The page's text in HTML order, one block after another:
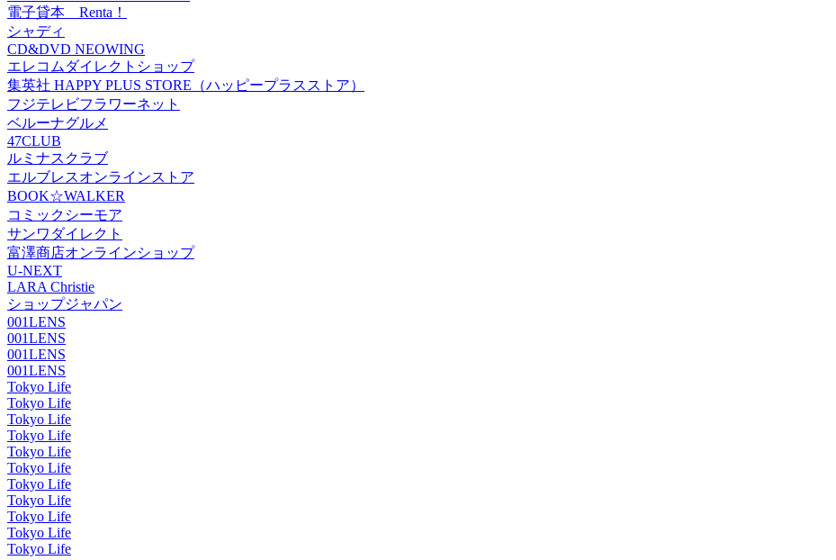
電子貸本 Renta！
シャディ
CD&DVD NEOWING
エレコムダイレクトショップ
集英社 HAPPY PLUS STORE（ハッピープラスストア）
フジテレビフラワーネット
ベルーナグルメ
47CLUB
ルミナスクラブ
エルブレスオンラインストア
BOOK☆WALKER
コミックシーモア
サンワダイレクト
富澤商店オンラインショップ
U-NEXT
LARA Christie
ショップジャパン
001LENS
001LENS
001LENS
001LENS
Tokyo Life
Tokyo Life
Tokyo Life
Tokyo Life
Tokyo Life
Tokyo Life
Tokyo Life
Tokyo Life
Tokyo Life
Tokyo Life
Tokyo Life